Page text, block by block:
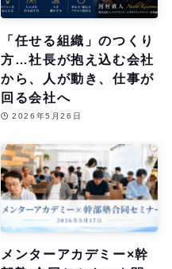
「任せる組織」のつくり
方…社長が抱え込む会社
から、人が動き、仕事が
回る会社へ
2026年5月26日
メンターアカデミー×幹